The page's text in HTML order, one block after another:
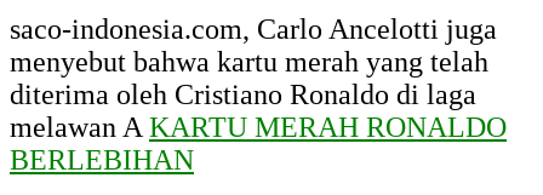
saco-indonesia.com, Carlo Ancelotti juga
menyebut bahwa kartu merah yang telah
diterima oleh Cristiano Ronaldo di laga
melawan A KARTU MERAH RONALDO
BERLEBIHAN